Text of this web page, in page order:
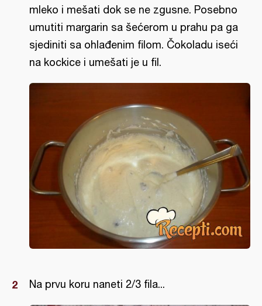
mleko i mešati dok se ne zgusne. Posebno
umutiti margarin sa šećerom u prahu pa ga
sjediniti sa ohlađenim filom. Čokoladu iseći
na kockice i umešati je u fil.
Na prvu koru naneti 2/3 fila...